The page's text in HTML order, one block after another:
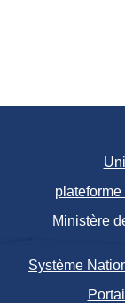
Ministère
Système